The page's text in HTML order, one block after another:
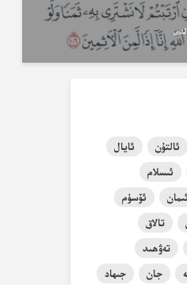
ئالتۇن
ئايال
ئىسلام
ئىمان
ئۆسۈم
تالاق
تەۋھىد
جان
جىھاد